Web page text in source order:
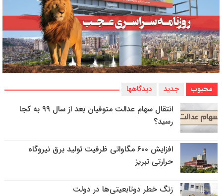
محبوب جدید دیدگاهها
انتقال سهام عدالت متوفیان بعد از سال ۹۹ به کجا
رسید؟
افزایش ۶۰۰ مگاواتی ظرفیت تولید برق نیروگاه
حرارتی تبریز
زنگ خطر دوتابعیتی‌ها در دولت